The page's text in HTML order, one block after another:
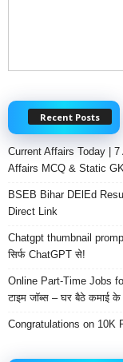
Recent Posts
Current Affairs Today |
Affairs MCQ & Static GK
BSEB Bihar DElEd
Direct Link
Chatgpt thumbnail
सिर्फ ChatGPT से!
Online Part-Time Jobs
टाइम जॉब्स – घर बैठे कमाई
Congratulations on 10K